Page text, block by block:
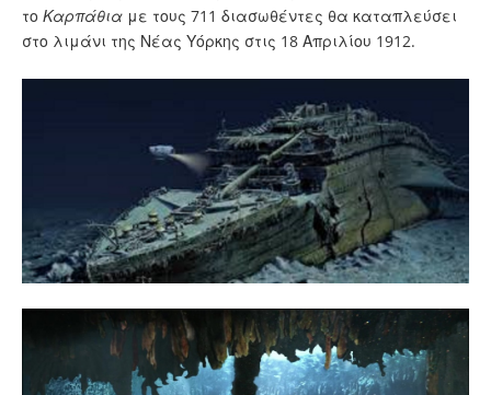
το Καρπάθια με τους 711 διασωθέντες θα καταπλεύσει
στο λιμάνι της Νέας Υόρκης στις 18 Απριλίου 1912.